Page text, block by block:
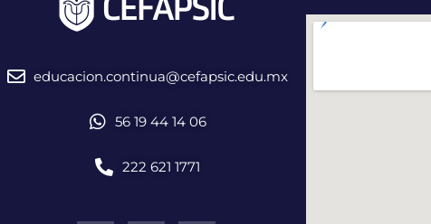
educacion.continua@cefapsic.edu.mx
56 19 44 14 06
222 621 1771